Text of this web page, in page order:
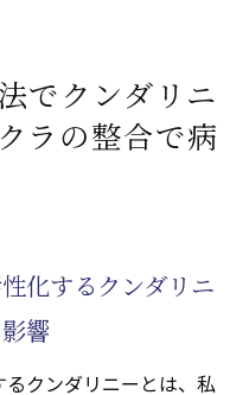
取り戻すためのステ
功治療(本物の気功
にも圧倒的に優るサ
るための基本ステッ
でクンダリニ
ラの整合で病
化するクンダリニ
響
クンダリニーとは、私